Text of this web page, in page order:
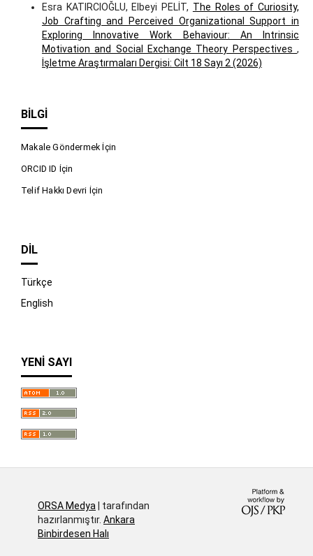
İndir
Esra KATIRCIOĞLU, Elbeyi PELİT, The Roles of Curiosity,
Job Crafting and Perceived Organizational Support in
Exploring Innovative Work Behaviour: An Intrinsic
Motivation and Social Exchange Theory Perspectives,
İşletme Araştırmaları Dergisi: Cilt 18 Sayı 2 (2026)
BILGI
Makale Göndermek İçin
ORCID ID İçin
Telif Hakkı Devri İçin
DIL
Türkçe
English
YENI SAYI
ORSA Medya| tarafından
hazırlanmıştır. Ankara
Binbirdesen Halı